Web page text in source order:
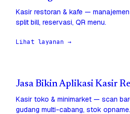
Kasir restoran & kafe —
split bill, reservasi, QR menu.
Lihat layanan →
Jasa Bikin Aplikasi Kasir
Kasir toko & minimarket — scan
gudang multi-cabang, stok opname.